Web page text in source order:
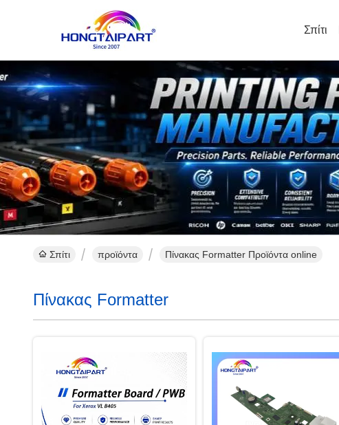
Σπίτι
Σπίτι προϊόντα Πίνακας Formatter Προϊόντα online
Πίνακας Formatter